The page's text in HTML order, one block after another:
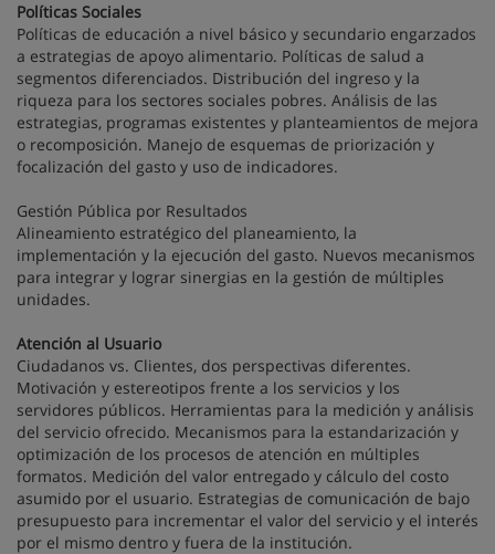
Políticas Sociales
Políticas de educación a nivel básico y secundario engarzados
a estrategias de apoyo alimentario. Políticas de salud a
segmentos diferenciados. Distribución del ingreso y la
riqueza para los sectores sociales pobres. Análisis de las
estrategias, programas existentes y planteamientos de mejora
o recomposición. Manejo de esquemas de priorización y
focalización del gasto y uso de indicadores.
Gestión Pública por Resultados
Alineamiento estratégico del planeamiento, la
implementación y la ejecución del gasto. Nuevos mecanismos
para integrar y lograr sinergias en la gestión de múltiples
unidades.
Atención al Usuario
Ciudadanos vs. Clientes, dos perspectivas diferentes.
Motivación y estereotipos frente a los servicios y los
servidores públicos. Herramientas para la medición y análisis
del servicio ofrecido. Mecanismos para la estandarización y
optimización de los procesos de atención en múltiples
formatos. Medición del valor entregado y cálculo del costo
asumido por el usuario. Estrategias de comunicación de bajo
presupuesto para incrementar el valor del servicio y el interés
por el mismo dentro y fuera de la institución.